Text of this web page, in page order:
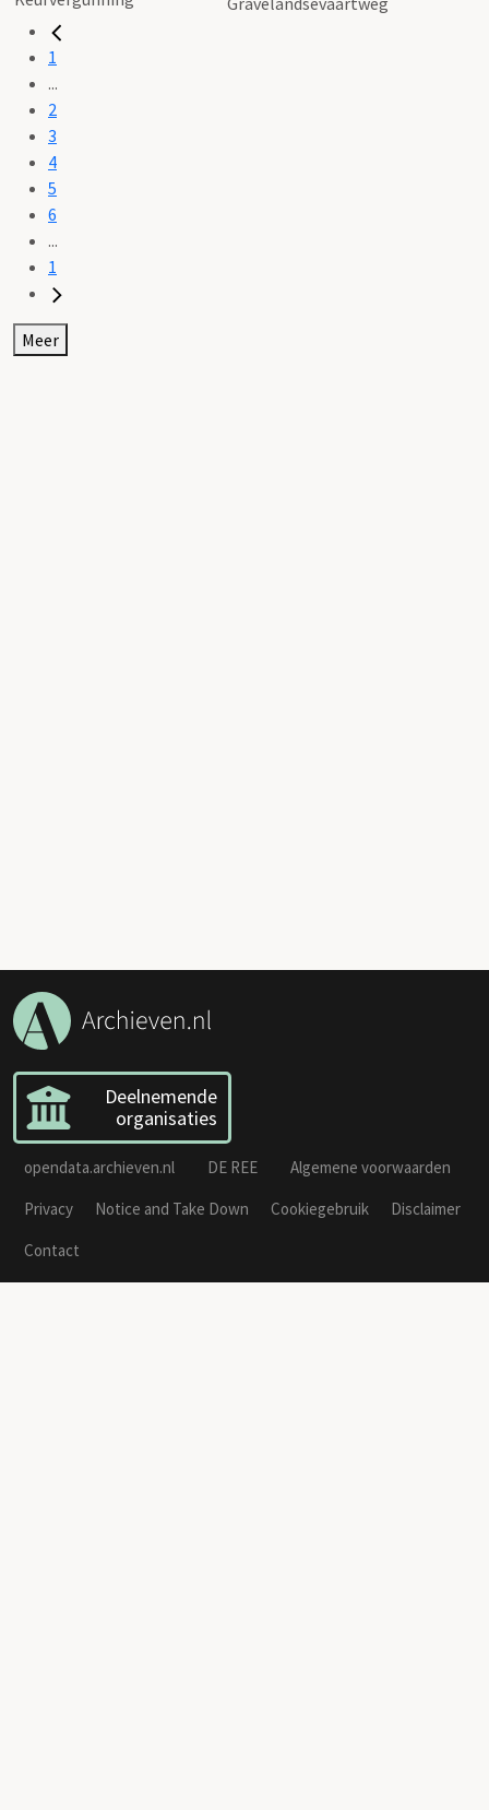
1
...
2
3
4
5
6
...
1
Meer
Deelnemende
organisaties
opendata.archieven.nl DE REE
Algemene voorwaarden
Privacy
Notice and Take Down Cookiegebruik
Disclaimer
Contact